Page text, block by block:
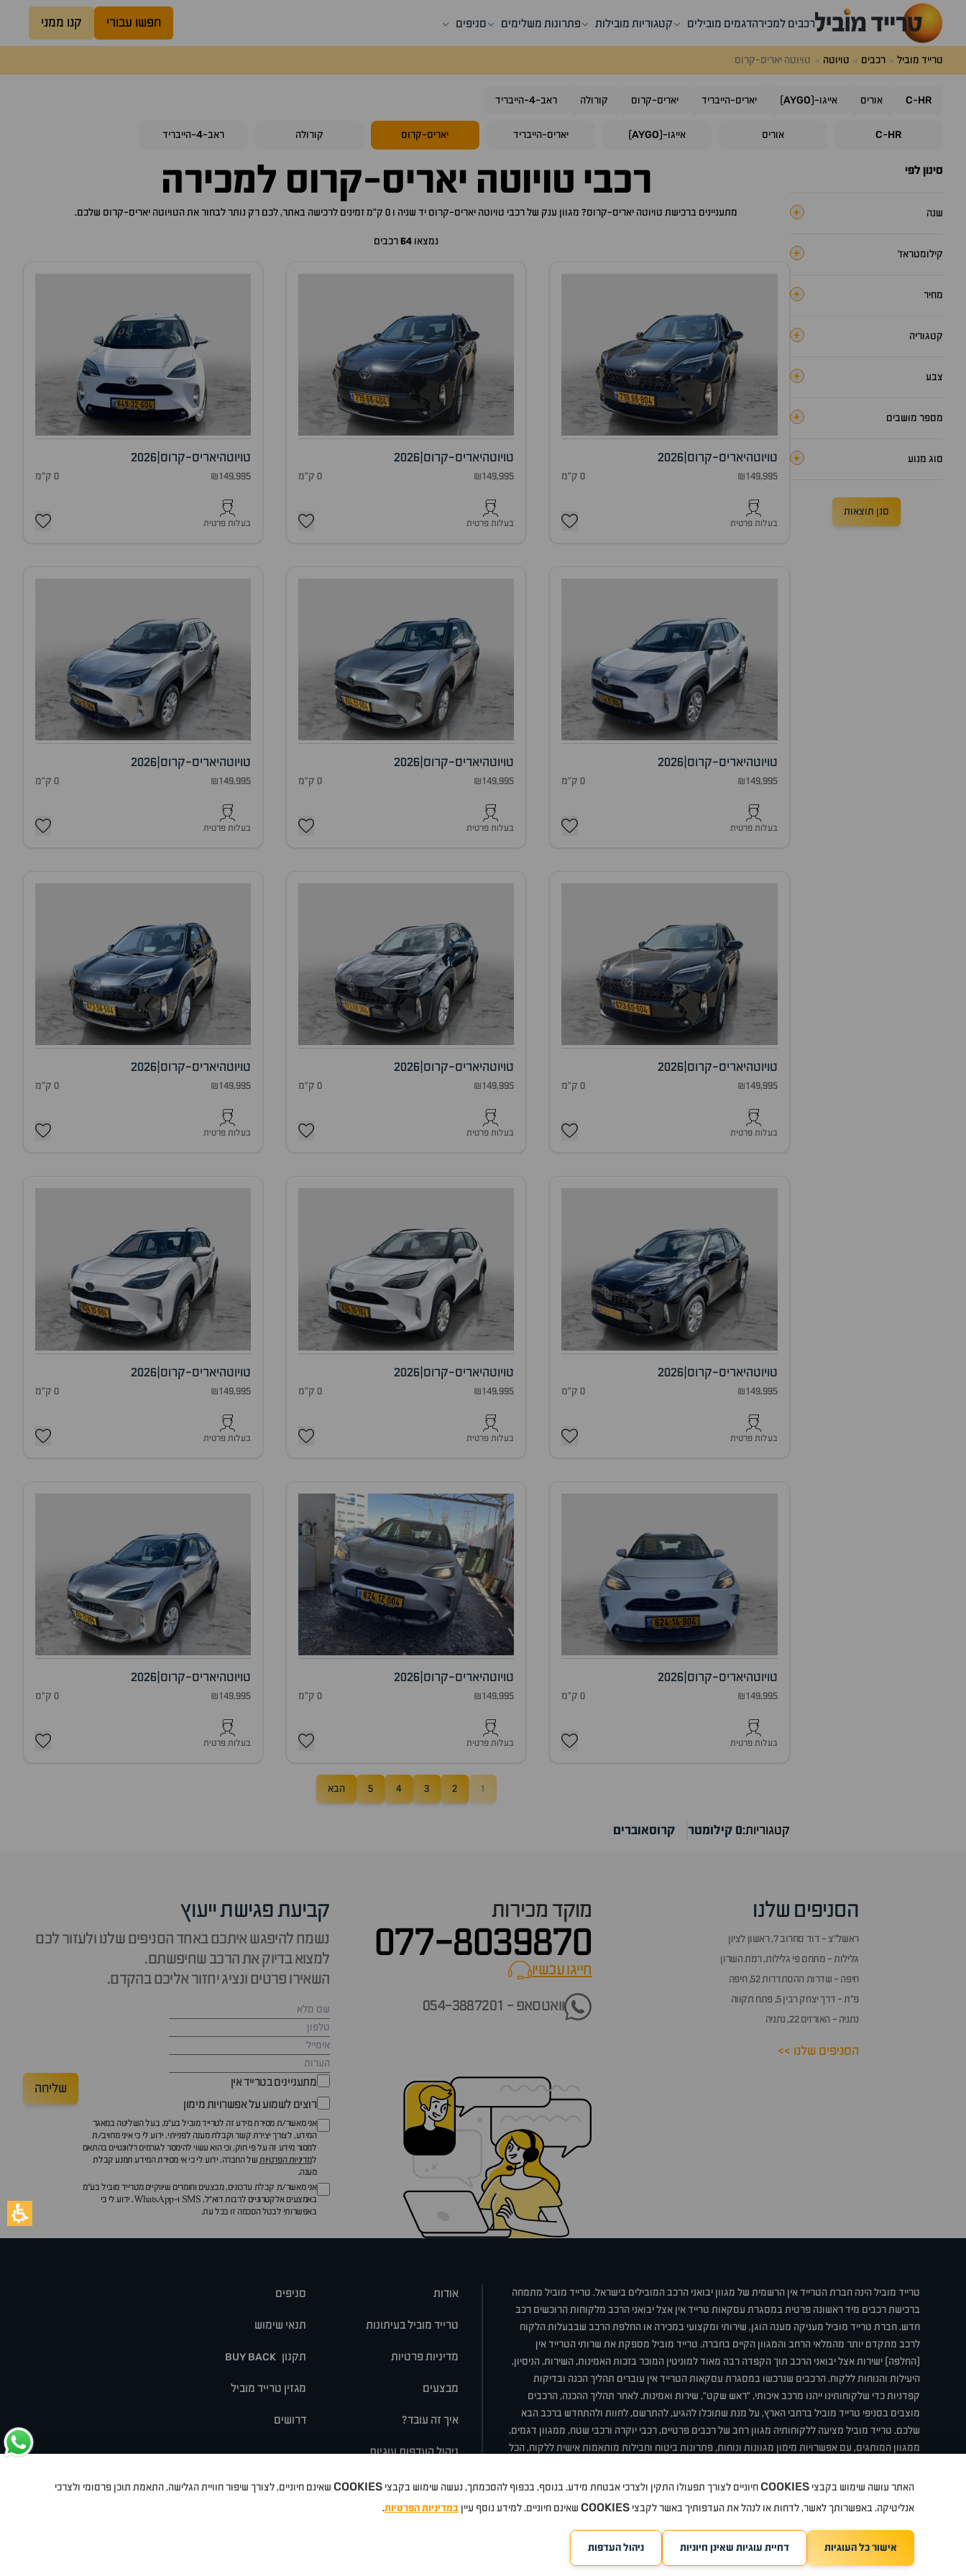
רכבים למכירהדגמים מובילים קטגוריות מובילות פתרונות משלימים סניפים חפשו עבורי קנו ממני
טרייד מוביל רכבים טויוטה טויוטה יאריס-קרוס
C-HR אוריס אייגו-( AYGO יאריס-הייבריד יאריס-קרוס קורולה ראב-4-הייבריד
C-HR אוריס אייגו-( AYGO יאריס-הייבריד יאריס-קרוס קורולה ראב-4-הייבריד
סינון לפי
שנה +
קילומטראז׳ +
מחיר +
קטגוריה +
צבע +
מספר מושבים +
סוג מנוע +
סנן תוצאות
רכבי טויוטה יאריס-קרוס למכירה
מתעניינים ברכישת טויוטה יאריס-קרוס? מגוון ענק של רכבי טויוטה יאריס-קרוס יד שניה ו 0 ק"מ זמינים לרכישה באתר, לכם רק נותר לבחור את ה טויוטה יאריס-קרוס שלכם.
נמצאו 64רכבים
טויוטהיאריס-קרוס 2026
₪149,995 0 ק"מ
בעלות פרטית
טויוטהיאריס-קרוס 2026
₪149,995 0 ק"מ
בעלות פרטית
טויוטהיאריס-קרוס 2026
₪149,995 0 ק"מ
בעלות פרטית
טויוטהיאריס-קרוס 2026
₪149,995 0 ק"מ
בעלות פרטית
טויוטהיאריס-קרוס 2026
₪149,995 0 ק"מ
בעלות פרטית
טויוטהיאריס-קרוס 2026
₪149,995 0 ק"מ
בעלות פרטית
טויוטהיאריס-קרוס 2026
₪149,995 0 ק"מ
בעלות פרטית
טויוטהיאריס-קרוס 2026
₪149,995 0 ק"מ
בעלות פרטית
טויוטהיאריס-קרוס 2026
₪149,995 0 ק"מ
בעלות פרטית
טויוטהיאריס-קרוס 2026
₪149,995 0 ק"מ
בעלות פרטית
טויוטהיאריס-קרוס 2026
₪149,995 0 ק"מ
בעלות פרטית
טויוטהיאריס-קרוס 2026
₪149,995 0 ק"מ
בעלות פרטית
טויוטהיאריס-קרוס 2026
₪149,995 0 ק"מ
בעלות פרטית
טויוטהיאריס-קרוס 2026
₪149,995 0 ק"מ
בעלות פרטית
טויוטהיאריס-קרוס 2026
₪149,995 0 ק"מ
בעלות פרטית
1
2
3
4
5 הבא
קטגוריות:0 קילומטר קרוסאוברים
הסניפים שלנו
ראשל״צ - דוד סחרוב 7, ראשון לציון
גלילות - מתחם פי גלילות, רמת השרון
חיפה - שדרות ההסתדרות 52, חיפה
פ״ת - דרך יצחק רבין 5, פתח תקווה
נתניה - האורזים 22, נתניה
הסניפים שלנו >>
מוקד מכירות
077-8039870
חייגו עכשיוcall now
וואטסאפ - 054-3887201
קביעת פגישת ייעוץ
נשמח להיפגש איתכם באחד הסניפים שלנו ולעזור לכם
למצוא בדיוק את הרכב שחיפשתם.
השאירו פרטים ונציג יחזור אליכם בהקדם.
מתעניינים בטרייד אין
רוצים לשמוע על אפשרויות מימון
אני מאשר/ת מסירת מידע זה לטרייד מוביל בע"מ, בעל השליטה במאגר
המידע, לצורך יצירת קשר וקבלת מענה לפנייתי. ידוע לי כי איני מחויב/ת
למסור מידע זה על פי חוק, וכי הוא עשוי להימסר לגורמים רלוונטיים בהתאם
למדיניות הפרטיותשל החברה. ידוע לי כי אי מסירת המידע תמנע קבלת
מענה.
אני מאשר/ת קבלת עדכונים, מבצעים וחומרים שיווקיים מטרייד מוביל בע"מ
באמצעים אלקטרוניים לרבות דוא״ל, SMS ו-WhatsApp. ידוע לי כי
באפשרותי לבטל הסכמה זו בכל עת.
שליחה
טרייד מוביל הינה חברת הטרייד אין הרשמית של מגוון יבואני הרכב המובילים בישראל. טרייד מוביל מתמחה
ברכישת רכבים מיד ראשונה פרטית במסגרת עסקאות טרייד אין אצל יבואני הרכב מלקוחות הרוכשים רכב
חדש. חברת טרייד מוביל מעניקה מענה הוגן, שירותי ומקצועי במכירה או החלפת הרכב שבבעלות הלקוח
לרכב מתקדם יותר מהמלאי הרחב והמגוון הקיים בחברה. טרייד מוביל מספקת את שרותי הטרייד אין
(החלפה) ישירות אצל יבואני הרכב תוך הקפדה רבה מאוד למוניטין המוכר בזכות האמינות, השירות, הניסיון,
היעילות והנוחות ללקוח. הרכבים שנרכשו במסגרת עסקאות הטרייד אין עוברים תהליך הכנה ובדיקות
קפדניות כדי שלקוחותינו ייהנו מרכב איכותי, "ראש שקט", שירות ואמינות. לאחר תהליך ההכנה, הרכבים
מוצבים בסניפי טרייד מוביל ברחבי הארץ, על מנת שתוכלו להגיע, להתרשם, לחוות ולהתחדש ברכב הבא
שלכם. טרייד מוביל מציעה ללקוחותיה מגוון רחב של רכבים פרטיים, רכבי יוקרה ורכבי שטח, ממגוון דגמים,
ממגוון המותגים, עם אפשרויות מימון מגוונות ונוחות, פתרונות ביטוח וחבילות מותאמות אישית ללקוח, הכל
אודות סניפים
טרייד מוביל בעיתונות תנאי שימוש
מדיניות פרטיות תקנון BUY BACK
מבצעים מגזין טרייד מוביל
איך זה עובד? דרושים
ניהול העדפות עוגיות
קיהסיטרואןאופלפיג'וMG
Geelyמזדהבי ווי דיצ'ריטסלהניסאןטויוטה דאצ'יה פולקסווגןטסלהג'יפ ב מ וולקסוסאאודיסקודה
TradeMobile instagram
TradeMobile youtube
TradeMobile facebook ריגו מרקטינג - קידום אתרים כל הזכויות שמורות טרייד מוביל
האתר עושה שימוש בקבצי COOKIESחיוניים לצורך תפעולו התקין ולצרכי אבטחת מידע. בנוסף, בכפוף להסכמתך, נעשה שימוש בקבצי COOKIES שאינם חיוניים, לצורך שיפור חוויית הגלישה, התאמת תוכן פרסומי ולצרכי
אנליטיקה. באפשרותך לאשר, לדחות או לנהל את העדפותיך באשר לקבצי COOKIES שאינם חיוניים. למידע נוסף עיין במדיניות הפרטיות.
אישור כל העוגיות דחיית עוגיות שאינן חיוניות ניהול העדפות